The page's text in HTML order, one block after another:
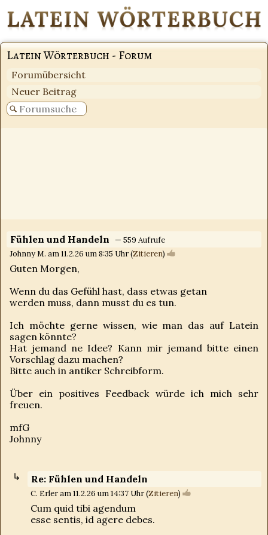
Latein Wörterbuch - Forum
Forumübersicht
Neuer Beitrag
Fühlen und Handeln — 559 Aufrufe
Johnny M. am 11.2.26 um 8:35 Uhr (Zitieren)
Guten Morgen,
Wenn du das Gefühl hast, dass etwas getan
werden muss, dann musst du es tun.
Ich möchte gerne wissen, wie man das auf Latein
sagen könnte?
Hat jemand ne Idee? Kann mir jemand bitte einen
Vorschlag dazu machen?
Bitte auch in antiker Schreibform.
Über ein positives Feedback würde ich mich sehr
freuen.
mfG
Johnny
Re: Fühlen und Handeln
C. Erler am 11.2.26 um 14:37 Uhr (Zitieren)
Cum quid tibi agendum
esse sentis, id agere debes.